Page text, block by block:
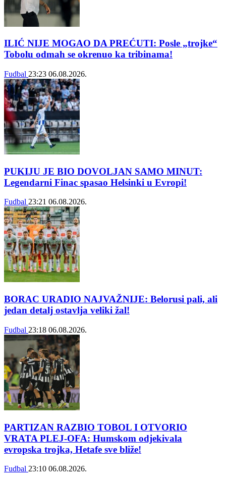
ILIĆ NIJE MOGAO DA PREĆUTI: Posle „trojke“
Tobolu odmah se okrenuo ka tribinama!
Fudbal 23:23 06.08.2026.
PUKIJU JE BIO DOVOLJAN SAMO MINUT:
Legendarni Finac spasao Helsinki u Evropi!
Fudbal 23:21 06.08.2026.
BORAC URADIO NAJVAŽNIJE: Belorusi pali, ali
jedan detalj ostavlja veliki žal!
Fudbal 23:18 06.08.2026.
PARTIZAN RAZBIO TOBOL I OTVORIO
VRATA PLEJ-OFA: Humskom odjekivala
evropska trojka, Hetafe sve bliže!
Fudbal 23:10 06.08.2026.